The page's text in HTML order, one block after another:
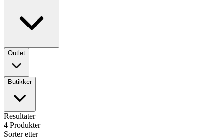
Outlet
Butikker
Resultater
4 Produkter
Sorter etter